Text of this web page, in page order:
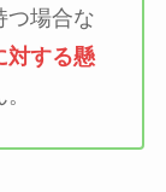
つ場合な
対する懸